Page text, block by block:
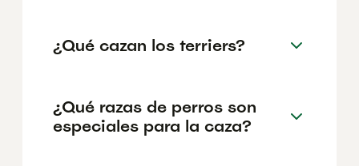
¿Qué cazan los terriers?
¿Qué razas de perros son
especiales para la caza?